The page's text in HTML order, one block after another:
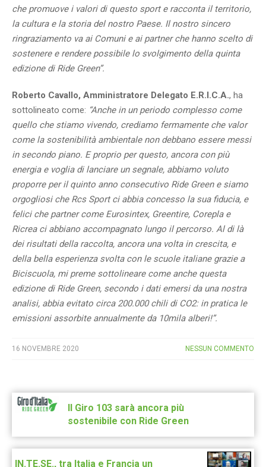
che promuove i valori di questo sport e racconta il territorio,
la cultura e la storia del nostro Paese. Il nostro sincero
ringraziamento va ai Comuni e ai partner che hanno scelto di
sostenere e rendere possibile lo svolgimento della quinta
edizione di Ride Green”.
Roberto Cavallo, Amministratore Delegato E.R.I.C.A., ha
sottolineato come: “Anche in un periodo complesso come
quello che stiamo vivendo, crediamo fermamente che valor
come la sostenibilità ambientale non debbano essere messi
in secondo piano. E proprio per questo, ancora con più
energia e voglia di lanciare un segnale, abbiamo voluto
proporre per il quinto anno consecutivo Ride Green e siamo
orgogliosi che Rcs Sport ci abbia concesso la sua fiducia, e
felici che partner come Eurosintex, Greentire, Corepla e
Ricrea ci abbiano accompagnato lungo il percorso. Al di là
dei risultati della raccolta, ancora una volta in crescita, e
della bella esperienza svolta con le scuole italiane grazie a
Biciscuola, mi preme sottolineare come anche questa
edizione di Ride Green, secondo i dati emersi da una nostra
analisi, abbia evitato circa 200.000 chili di CO2: in pratica le
emissioni assorbite annualmente da 10mila alberi!”.
16 NOVEMBRE 2020 NESSUN COMMENTO
Post
navigation
Il Giro 103 sarà ancora più
sostenibile con Ride Green
IN.TE.SE., tra Italia e Francia un